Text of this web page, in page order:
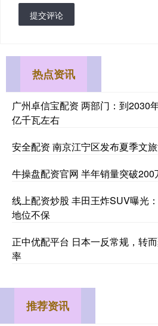
提交评论
热点资讯
广州卓信宝配资 两部门：到2030
亿千瓦左右
安全配资 南京江宁区发布夏季文
牛操盘配资官网 半年销量突破
线上配资炒股 丰田王炸SUV曝光
地位不保
正中优配平台 日本一反常规，转
率
推荐资讯